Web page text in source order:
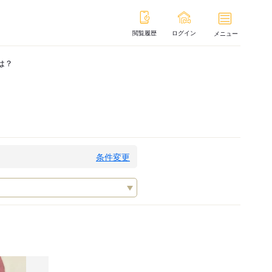
閲覧履歴 ログイン メニュー
？
条件変更